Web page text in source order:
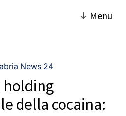
↓ Menu
News 24
holding
della cocaina: